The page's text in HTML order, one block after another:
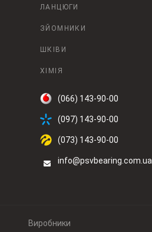
ЛАНЦЮГИ
ЗЙОМНИКИ
ШКІВИ
ХІМІЯ
(066) 143-90-00
(097) 143-90-00
(073) 143-90-00
info@psvbearing.com.ua
Виробники